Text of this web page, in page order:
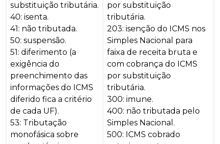
substituição tributária.
40: isenta.
41: não tributada.
50: suspensão.
51: diferimento (a
exigência do
preenchimento das
informações do ICMS
diferido fica a critério
de cada UF).
53: Tributação
monofásica sobre
por substituição
tributária.
203: isenção do ICMS nos
Simples Nacional para
faixa de receita bruta e
com cobrança do ICMS
por substituição
tributária.
300: imune.
400: não tributada pelo
Simples Nacional.
500: ICMS cobrado